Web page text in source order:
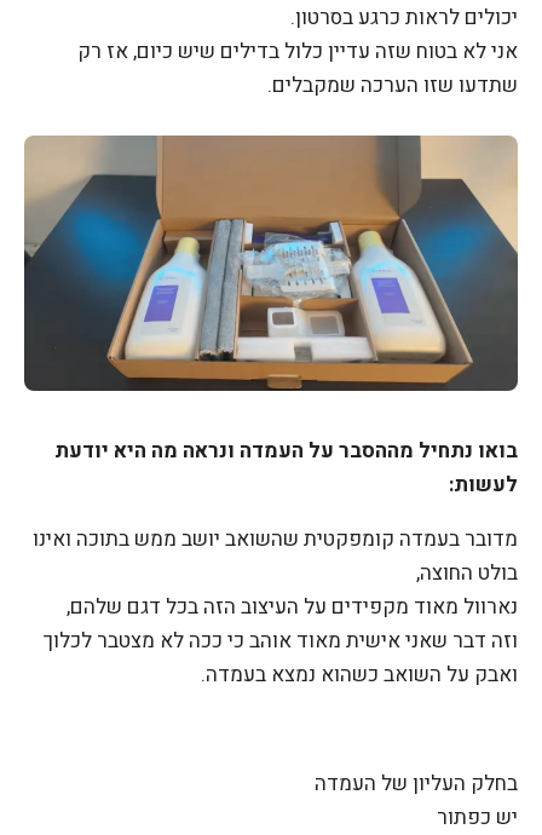
יכולים לראות כרגע בסרטון.
אני לא בטוח שזה עדיין כלול בדילים שיש כיום, אז רק
שתדעו שזו הערכה שמקבלים.
בואו נתחיל מההסבר על העמדה ונראה מה היא יודעת
לעשות:
מדובר בעמדה קומפקטית שהשואב יושב ממש בתוכה ואינו
בולט החוצה,
נארוול מאוד מקפידים על העיצוב הזה בכל דגם שלהם,
וזה דבר שאני אישית מאוד אוהב כי ככה לא מצטבר לכלוך
ואבק על השואב כשהוא נמצא בעמדה.
בחלק העליון של העמדה
יש כפתור